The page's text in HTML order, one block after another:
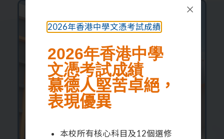
2026年香港中學文憑考試成績
2026年香港中學
文憑考試成績
慕德人堅苦卓絕，
表現優異
本校所有核心科目及12個選修